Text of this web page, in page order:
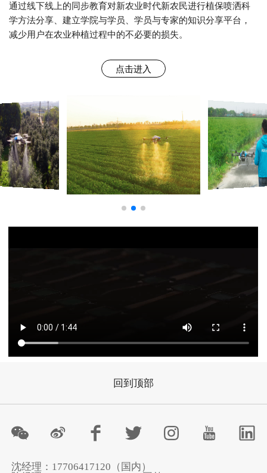
通过线下线上的同步教育对新农业时代新农民进行植保喷洒科
学方法分享、建立学院与学员、学员与专家的知识分享平台，
减少用户在农业种植过程中的不必要的损失。
点击进入
回到顶部
沈经理：17706417120（国内）